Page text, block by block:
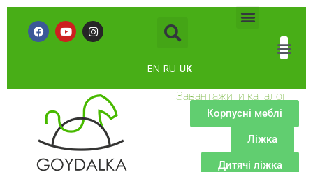
EN RU UK
Завантажити каталог
Корпусні меблі
Ліжка
Дитячі ліжка